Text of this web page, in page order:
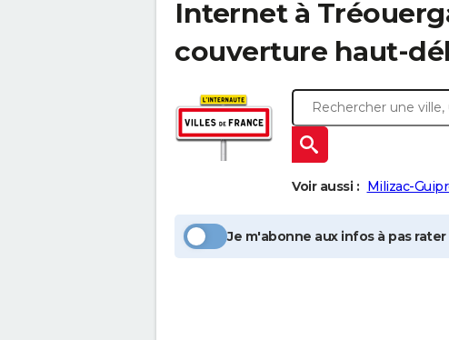
Internet à
couverture haut-
Voir aussi : Milizac-
Je m'abonne aux infos à pas rater